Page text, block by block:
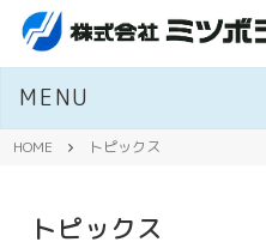
MENU
HOME トピックス
トピックス